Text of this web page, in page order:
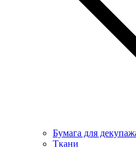
Бумага для
Ткани